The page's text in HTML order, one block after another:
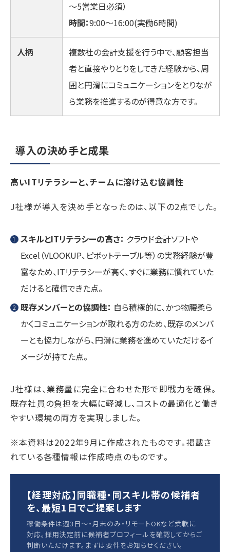
～5営業日必須）
時間：9:00〜16:00(実働6時間)
人柄
複数社の会計支援を行う中で、顧客担当
者と直接やりとりをしてきた経験から、周
囲と円滑にコミュニケーションをとりなが
ら業務を推進するのが得意な方です。
導入の決め手と成果
高いITリテラシーと、チームに溶け込む協調性
J社様が導入を決め手となったのは、以下の2点でした。
スキルとITリテラシーの高さ： クラウド会計ソフトや
Excel（VLOOKUP、ピボットテーブル等）の実務経験が豊
富なため、ITリテラシーが高く、すぐに業務に慣れていた
だけると確信できた点。
既存メンバーとの協調性： 自ら積極的に、かつ物腰柔ら
かくコミュニケーションが取れる方のため、既存のメンバ
ーとも協力しながら、円滑に業務を進めていただけるイ
メージが持てた点。
J社様は、業務量に完全に合わせた形で即戦力を確保。
既存社員の負担を大幅に軽減し、コストの最適化と働き
やすい環境の両方を実現しました。
※本資料は2022年9月に作成されたものです。掲載さ
れている各種情報は作成時点のものです。
【経理対応】同職種・同スキル帯の候補者
を、最短1日でご提案します
稼働条件は週3日〜・月末のみ・リモートOKなど柔軟に
対応。採用決定前に候補者プロフィールを確認してからご
判断いただけます。まずは要件をお知らせください。